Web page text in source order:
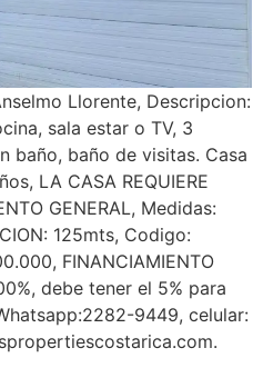
Llorente, Descripcion:
sala estar o TV, 3
baño, baño de visitas. Casa
LA CASA REQUIERE
GENERAL, Medidas:
125mts, Codigo:
FINANCIAMIENTO
debe tener el 5% para
9449, celular: